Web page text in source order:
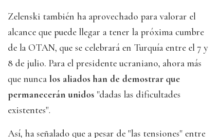
Zelenski también ha aprovechado para valorar el
alcance que puede llegar a tener la próxima cumbre
de la OTAN, que se celebrará en Turquía entre el 7 y
8 de julio. Para el presidente ucraniano, ahora más
que nunca los aliados han de demostrar que
permanecerán unidos "dadas las dificultades
existentes".
Así, ha señalado que a pesar de "las tensiones" entre